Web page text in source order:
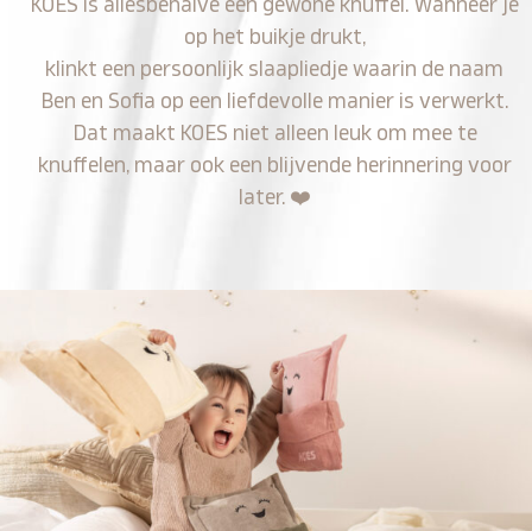
KOES is allesbehalve een gewone knuffel. Wanneer je
op het buikje drukt,
klinkt een persoonlijk slaapliedje waarin de naam
Ben en Sofia op een liefdevolle manier is verwerkt.
Dat maakt KOES niet alleen leuk om mee te
knuffelen, maar ook een blijvende herinnering voor
later. ❤️